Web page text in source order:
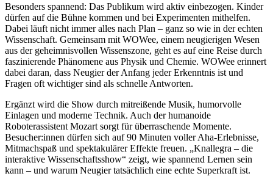
Besonders spannend: Das Publikum wird aktiv einbezogen. Kinder
dürfen auf die Bühne kommen und bei Experimenten mithelfen.
Dabei läuft nicht immer alles nach Plan – ganz so wie in der echten
Wissenschaft. Gemeinsam mit WOWee, einem neugierigen Wesen
aus der geheimnisvollen Wissenszone, geht es auf eine Reise durch
faszinierende Phänomene aus Physik und Chemie. WOWee erinnert
dabei daran, dass Neugier der Anfang jeder Erkenntnis ist und
Fragen oft wichtiger sind als schnelle Antworten.
Ergänzt wird die Show durch mitreißende Musik, humorvolle
Einlagen und moderne Technik. Auch der humanoide
Roboterassistent Mozart sorgt für überraschende Momente.
Besucher:innen dürfen sich auf 90 Minuten voller Aha-Erlebnisse,
Mitmachspaß und spektakulärer Effekte freuen. „Knallegra – die
interaktive Wissenschaftsshow“ zeigt, wie spannend Lernen sein
kann – und warum Neugier tatsächlich eine echte Superkraft ist.